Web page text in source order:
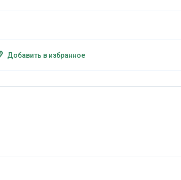
Добавить в избранное